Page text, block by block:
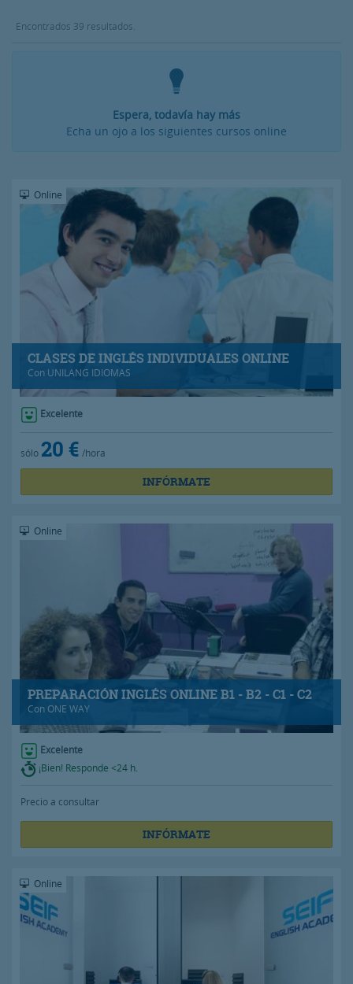
Encontrados 39 resultados.
Espera, todavía hay más
Echa un ojo a los siguientes cursos online
CLASES DE INGLÉS INDIVIDUALES ONLINE
Con UNILANG IDIOMAS
Online
Excelente
sólo20 € /hora
INFÓRMATE
PREPARACIÓN INGLÉS ONLINE B1 - B2 - C1 - C2
Con ONE WAY
Online
Excelente
¡Bien! Responde <24 h.
Precio a consultar
INFÓRMATE
Online